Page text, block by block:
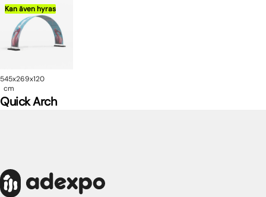
Kan även hyras
545x269x120
cm
Quick Arch